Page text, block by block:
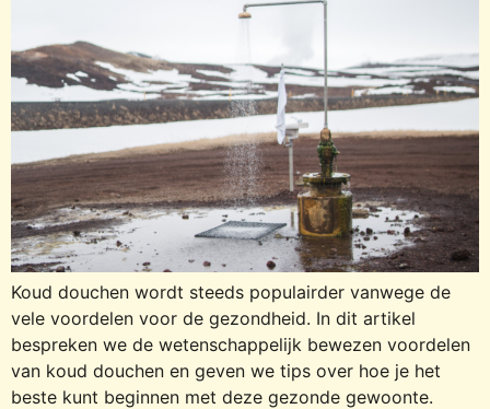
Koud douchen wordt steeds populairder vanwege de
vele voordelen voor de gezondheid. In dit artikel
bespreken we de wetenschappelijk bewezen voordelen
van koud douchen en geven we tips over hoe je het
beste kunt beginnen met deze gezonde gewoonte.